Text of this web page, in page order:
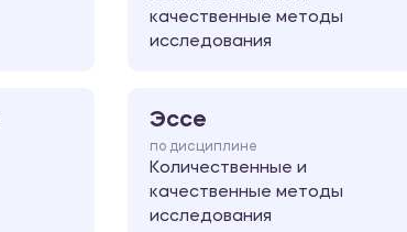
качественные методы
исследования
Эссе
по дисциплине
Количественные и
качественные методы
исследования